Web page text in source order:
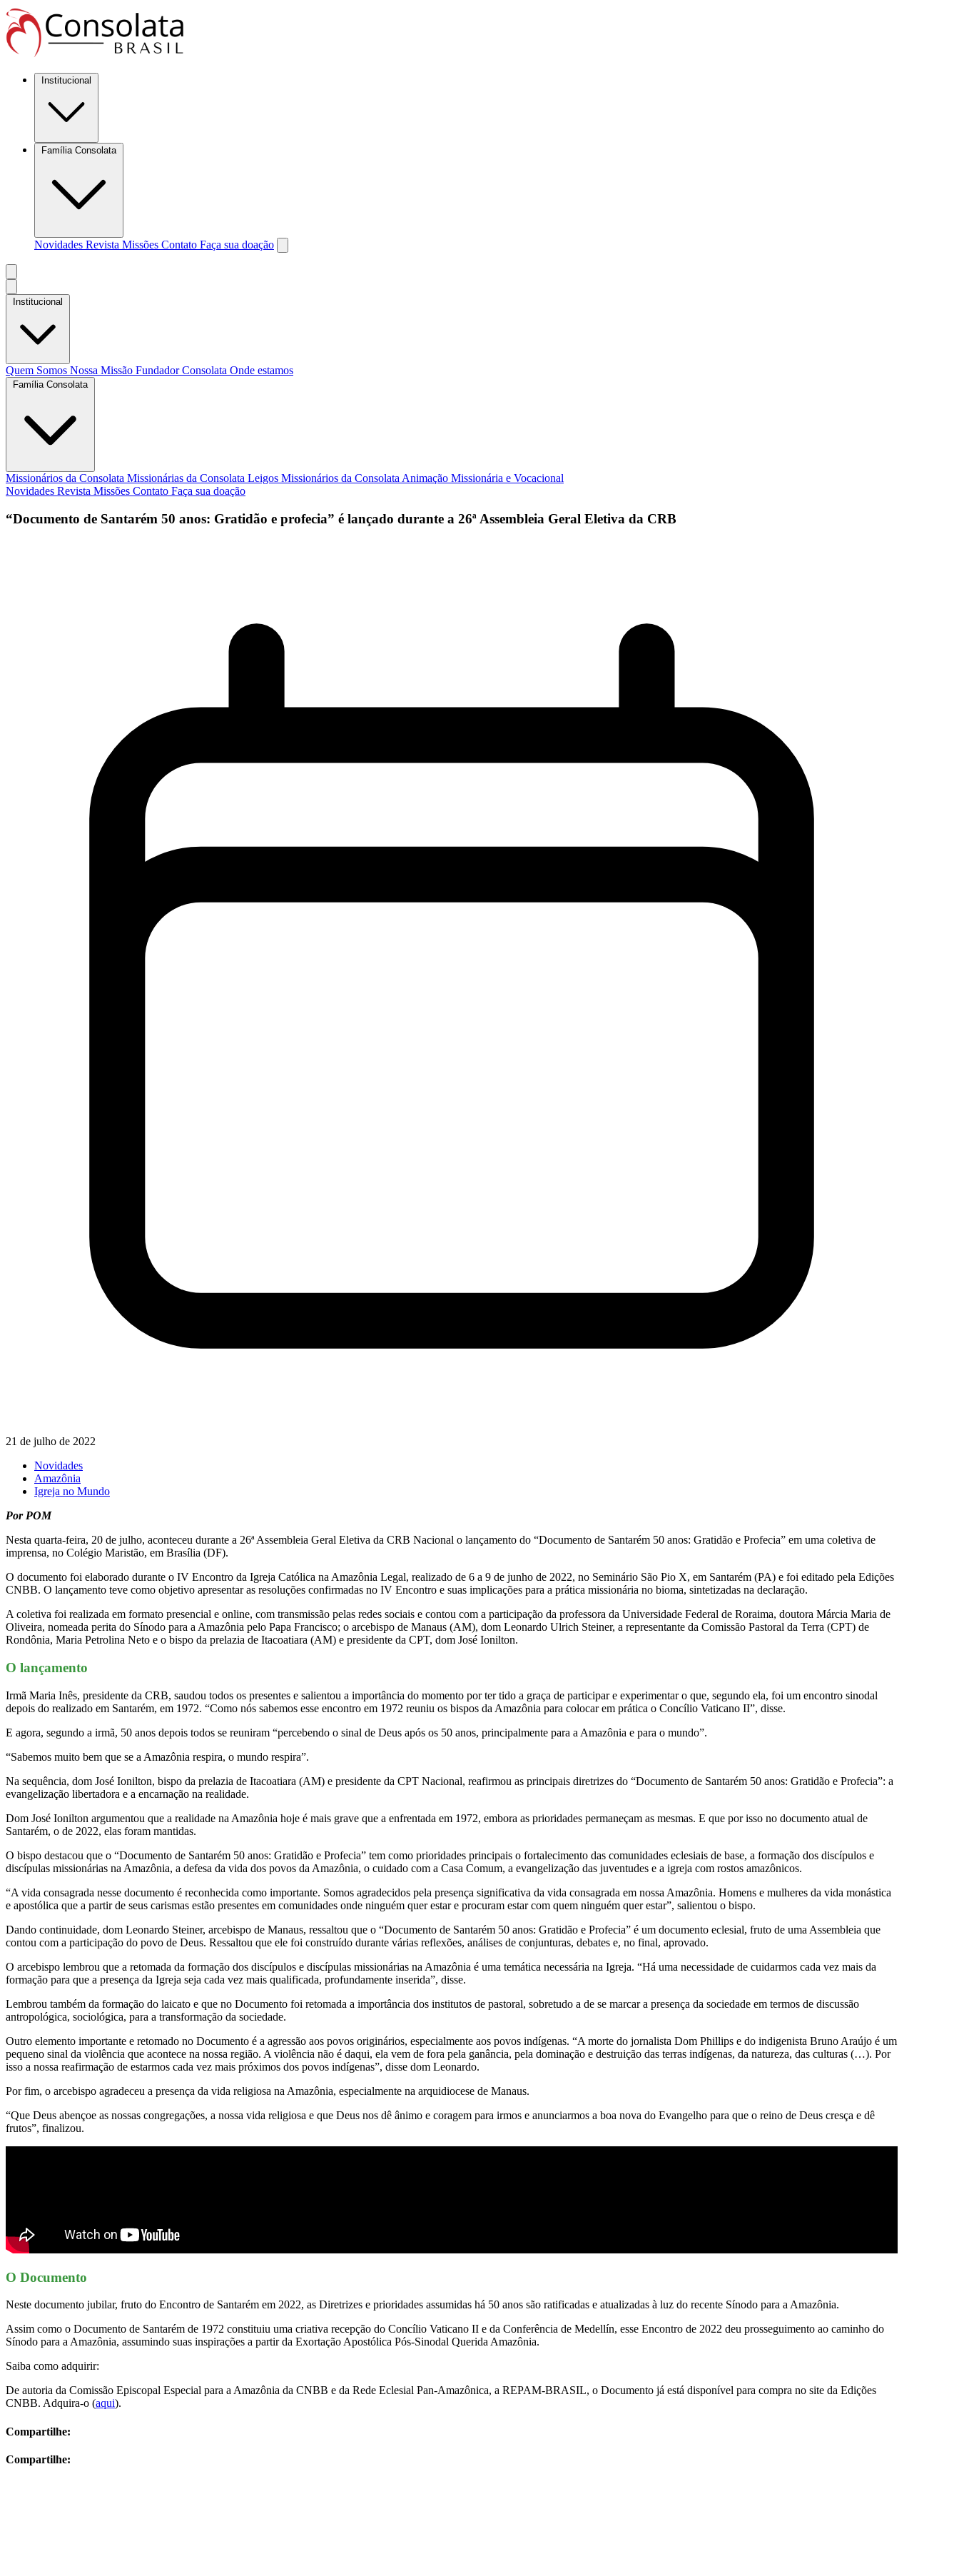
Institucional
Família Consolata
Novidades Revista Missões Contato Faça sua doação
Institucional
Quem Somos Nossa Missão FundadorConsolata Onde estamos
Família Consolata
Missionários da Consolata Missionárias da Consolata Leigos Missionários da Consolata Animação Missionária e Vocacional
Novidades Revista Missões Contato Faça sua doação
“Documento de Santarém 50 anos: Gratidão e profecia” é lançado durante a 26ª Assembleia Geral Eletiva da CRB
21 de julho de 2022
Novidades
Amazônia
Igreja no Mundo
Por POM
Nesta quarta-feira, 20 de julho, aconteceu durante a 26ª Assembleia Geral Eletiva da CRB Nacional o lançamento do “Documento de Santarém 50 anos: Gratidão e Profecia” em uma coletiva de
imprensa, no Colégio Maristão, em Brasília (DF).
O documento foi elaborado durante o IV Encontro da Igreja Católica na Amazônia Legal, realizado de 6 a 9 de junho de 2022, no Seminário São Pio X, em Santarém (PA) e foi editado pela Edições
CNBB. O lançamento teve como objetivo apresentar as resoluções confirmadas no IV Encontro e suas implicações para a prática missionária no bioma, sintetizadas na declaração.
A coletiva foi realizada em formato presencial e online, com transmissão pelas redes sociais e contou com a participação da professora da Universidade Federal de Roraima, doutora Márcia Maria de
Oliveira, nomeada perita do Sínodo para a Amazônia pelo Papa Francisco; o arcebispo de Manaus (AM), dom Leonardo Ulrich Steiner, a representante da Comissão Pastoral da Terra (CPT) de
Rondônia, Maria Petrolina Neto e o bispo da prelazia de Itacoatiara (AM) e presidente da CPT, dom José Ionilton.
O lançamento
Irmã Maria Inês, presidente da CRB, saudou todos os presentes e salientou a importância do momento por ter tido a graça de participar e experimentar o que, segundo ela, foi um encontro sinodal
depois do realizado em Santarém, em 1972. “Como nós sabemos esse encontro em 1972 reuniu os bispos da Amazônia para colocar em prática o Concílio Vaticano II”, disse.
E agora, segundo a irmã, 50 anos depois todos se reuniram “percebendo o sinal de Deus após os 50 anos, principalmente para a Amazônia e para o mundo”.
“Sabemos muito bem que se a Amazônia respira, o mundo respira”.
Na sequência, dom José Ionilton, bispo da prelazia de Itacoatiara (AM) e presidente da CPT Nacional, reafirmou as principais diretrizes do “Documento de Santarém 50 anos: Gratidão e Profecia”: a
evangelização libertadora e a encarnação na realidade.
Dom José Ionilton argumentou que a realidade na Amazônia hoje é mais grave que a enfrentada em 1972, embora as prioridades permaneçam as mesmas. E que por isso no documento atual de
Santarém, o de 2022, elas foram mantidas.
O bispo destacou que o “Documento de Santarém 50 anos: Gratidão e Profecia” tem como prioridades principais o fortalecimento das comunidades eclesiais de base, a formação dos discípulos e
discípulas missionárias na Amazônia, a defesa da vida dos povos da Amazônia, o cuidado com a Casa Comum, a evangelização das juventudes e a igreja com rostos amazônicos.
“A vida consagrada nesse documento é reconhecida como importante. Somos agradecidos pela presença significativa da vida consagrada em nossa Amazônia. Homens e mulheres da vida monástica
e apostólica que a partir de seus carismas estão presentes em comunidades onde ninguém quer estar e procuram estar com quem ninguém quer estar”, salientou o bispo.
Dando continuidade, dom Leonardo Steiner, arcebispo de Manaus, ressaltou que o “Documento de Santarém 50 anos: Gratidão e Profecia” é um documento eclesial, fruto de uma Assembleia que
contou com a participação do povo de Deus. Ressaltou que ele foi construído durante várias reflexões, análises de conjunturas, debates e, no final, aprovado.
O arcebispo lembrou que a retomada da formação dos discípulos e discípulas missionárias na Amazônia é uma temática necessária na Igreja. “Há uma necessidade de cuidarmos cada vez mais da
formação para que a presença da Igreja seja cada vez mais qualificada, profundamente inserida”, disse.
Lembrou também da formação do laicato e que no Documento foi retomada a importância dos institutos de pastoral, sobretudo a de se marcar a presença da sociedade em termos de discussão
antropológica, sociológica, para a transformação da sociedade.
Outro elemento importante e retomado no Documento é a agressão aos povos originários, especialmente aos povos indígenas. “A morte do jornalista Dom Phillips e do indigenista Bruno Araújo é um
pequeno sinal da violência que acontece na nossa região. A violência não é daqui, ela vem de fora pela ganância, pela dominação e destruição das terras indígenas, da natureza, das culturas (…). Por
isso a nossa reafirmação de estarmos cada vez mais próximos dos povos indígenas”, disse dom Leonardo.
Por fim, o arcebispo agradeceu a presença da vida religiosa na Amazônia, especialmente na arquidiocese de Manaus.
“Que Deus abençoe as nossas congregações, a nossa vida religiosa e que Deus nos dê ânimo e coragem para irmos e anunciarmos a boa nova do Evangelho para que o reino de Deus cresça e dê
frutos”, finalizou.
O Documento
Neste documento jubilar, fruto do Encontro de Santarém em 2022, as Diretrizes e prioridades assumidas há 50 anos são ratificadas e atualizadas à luz do recente Sínodo para a Amazônia.
Assim como o Documento de Santarém de 1972 constituiu uma criativa recepção do Concílio Vaticano II e da Conferência de Medellín, esse Encontro de 2022 deu prosseguimento ao caminho do
Sínodo para a Amazônia, assumindo suas inspirações a partir da Exortação Apostólica Pós-Sinodal Querida Amazônia.
Saiba como adquirir:
De autoria da Comissão Episcopal Especial para a Amazônia da CNBB e da Rede Eclesial Pan-Amazônica, a REPAM-BRASIL, o Documento já está disponível para compra no site da Edições
CNBB. Adquira-o (aqui).
Compartilhe:
Compartilhe: